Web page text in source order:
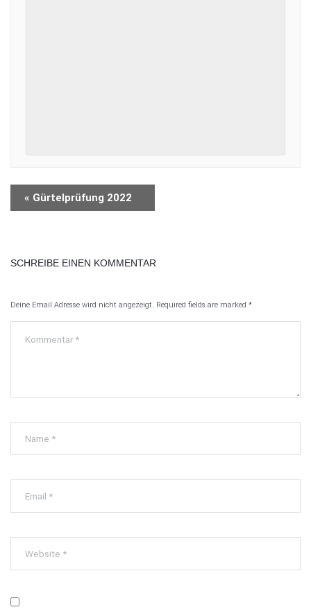
« Gürtelprüfung 2022
SCHREIBE EINEN KOMMENTAR
Deine Email Adresse wird nicht angezeigt. Required fields are marked *